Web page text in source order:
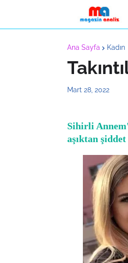
Ana Sayfa Kadın
Mart 28, 2022
Sihirli
aşıktan